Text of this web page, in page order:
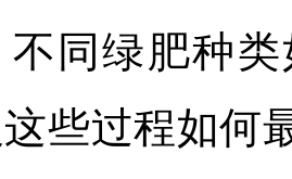
不同绿肥种
些过程如何